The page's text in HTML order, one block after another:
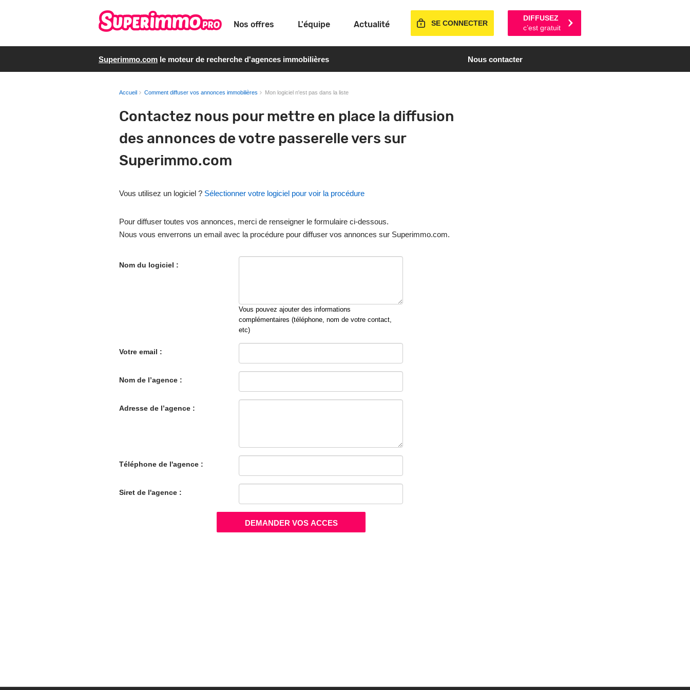
Nos offres L'équipe Actualité SE CONNECTER
DIFFUSEZ
c’est gratuit
Superimmo.com le moteur de recherche d'agences immobilières Nous contacter
Accueil Comment diffuser vos annonces immobilières Mon logiciel n'est pas dans la liste
Contactez nous pour mettre en place la diffusion
des annonces de votre passerelle vers sur
Superimmo.com
Vous utilisez un logiciel ? Sélectionner votre logiciel pour voir la procédure
Pour diffuser toutes vos annonces, merci de renseigner le formulaire ci-dessous.
Nous vous enverrons un email avec la procédure pour diffuser vos annonces sur Superimmo.com.
Nom du logiciel :
Vous pouvez ajouter des informations
complémentaires (téléphone, nom de votre contact,
etc)
Votre email :
Nom de l’agence :
Adresse de l’agence :
Téléphone de l'agence :
Siret de l'agence :
DEMANDER VOS ACCES